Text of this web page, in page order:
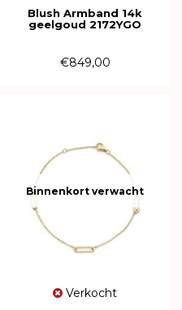
Blush Armband 14k
geelgoud 2172YGO
€849,00
Binnenkort verwacht
Verkocht